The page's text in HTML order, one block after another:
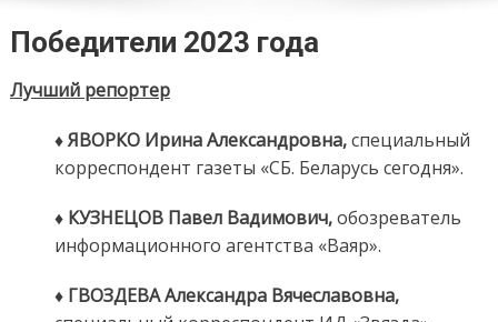
Победители 2023 года
Лучший репортер
♦ ЯВОРКО Ирина Александровна,специальный
корреспондент газеты «СБ. Беларусь сегодня».
♦ КУЗНЕЦОВ Павел Вадимович,обозреватель
информационного агентства «Ваяр».
♦ ГВОЗДЕВА Александра Вячеславовна,